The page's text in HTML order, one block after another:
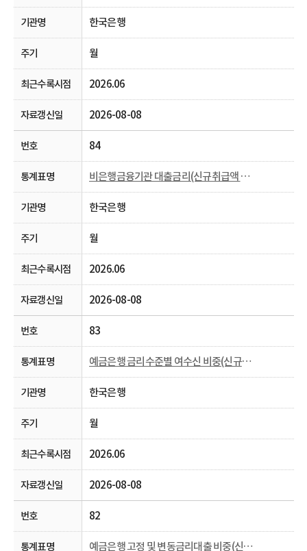
한국은행
월
2026.06
2026-08-08
84
비은행금융기관 대출금리(신규취급액 기준)
한국은행
월
2026.06
2026-08-08
83
예금은행 금리수준별 여수신 비중(신규취급액 기준)
한국은행
월
2026.06
2026-08-08
82
예금은행 고정 및 변동금리대출 비중(신규취급액 기준)